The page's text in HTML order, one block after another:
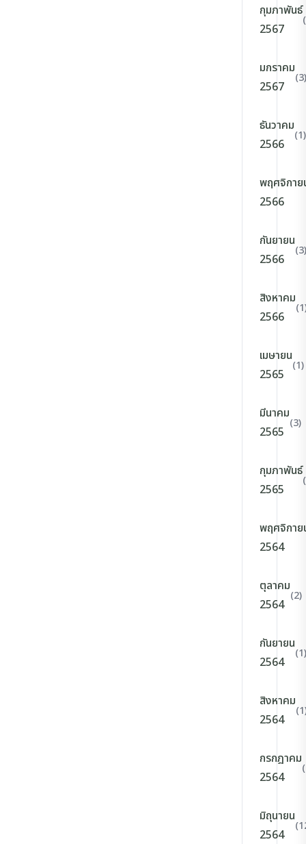
กุมภาพันธ์
2567
มกราคม
2567
(3)
ธันวาคม
2566
(1)
พฤศจิกาย
2566
กันยายน
2566
(3)
สิงหาคม
2566
เมษายน
2565
(1)
มีนาคม
2565
(3)
กุมภาพันธ์
2565
พฤศจิกาย
2564
ตุลาคม
2564
(2)
กันยายน
2564
(1)
สิงหาคม
2564
กรกฎาคม
2564
มิถุนายน
2564